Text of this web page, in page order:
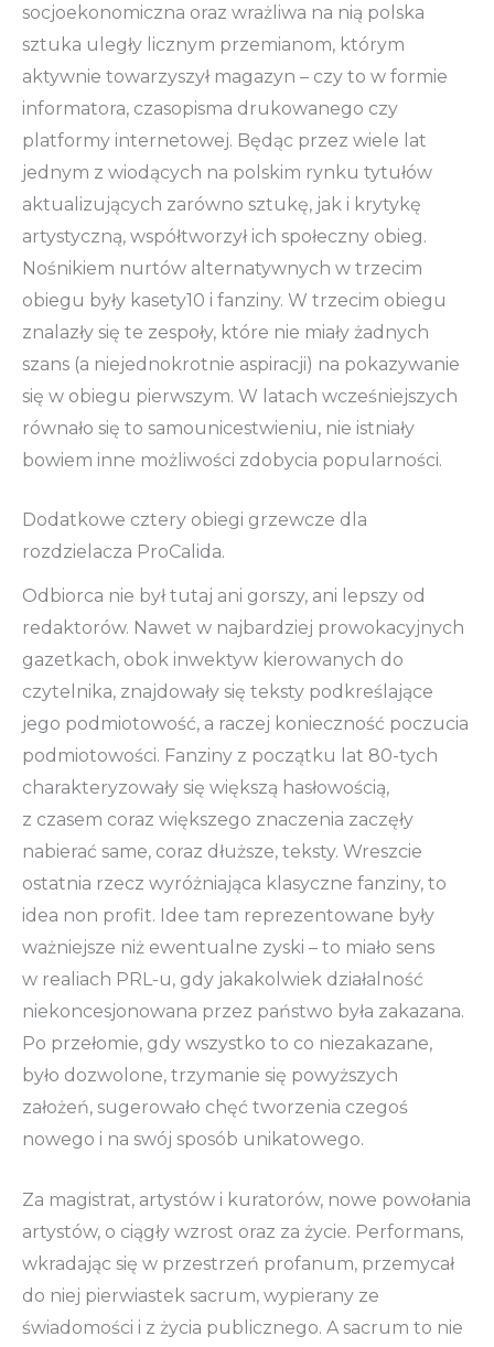
socjoekonomiczna oraz wrażliwa na nią polska
sztuka uległy licznym przemianom, którym
aktywnie towarzyszył magazyn – czy to w formie
informatora, czasopisma drukowanego czy
platformy internetowej. Będąc przez wiele lat
jednym z wiodących na polskim rynku tytułów
aktualizujących zarówno sztukę, jak i krytykę
artystyczną, współtworzył ich społeczny obieg.
Nośnikiem nurtów alternatywnych w trzecim
obiegu były kasety10 i fanziny. W trzecim obiegu
znalazły się te zespoły, które nie miały żadnych
szans (a niejednokrotnie aspiracji) na pokazywanie
się w obiegu pierwszym. W latach wcześniejszych
równało się to samounicestwieniu, nie istniały
bowiem inne możliwości zdobycia popularności.
Dodatkowe cztery obiegi grzewcze dla
rozdzielacza ProCalida.
Odbiorca nie był tutaj ani gorszy, ani lepszy od
redaktorów. Nawet w najbardziej prowokacyjnych
gazetkach, obok inwektyw kierowanych do
czytelnika, znajdowały się teksty podkreślające
jego podmiotowość, a raczej konieczność poczucia
podmiotowości. Fanziny z początku lat 80-tych
charakteryzowały się większą hasłowością,
z czasem coraz większego znaczenia zaczęły
nabierać same, coraz dłuższe, teksty. Wreszcie
ostatnia rzecz wyróżniająca klasyczne fanziny, to
idea non profit. Idee tam reprezentowane były
ważniejsze niż ewentualne zyski – to miało sens
w realiach PRL-u, gdy jakakolwiek działalność
niekoncesjonowana przez państwo była zakazana.
Po przełomie, gdy wszystko to co niezakazane,
było dozwolone, trzymanie się powyższych
założeń, sugerowało chęć tworzenia czegoś
nowego i na swój sposób unikatowego.
Za magistrat, artystów i kuratorów, nowe powołania
artystów, o ciągły wzrost oraz za życie. Performans,
wkradając się w przestrzeń profanum, przemycał
do niej pierwiastek sacrum, wypierany ze
świadomości i z życia publicznego. A sacrum to nie